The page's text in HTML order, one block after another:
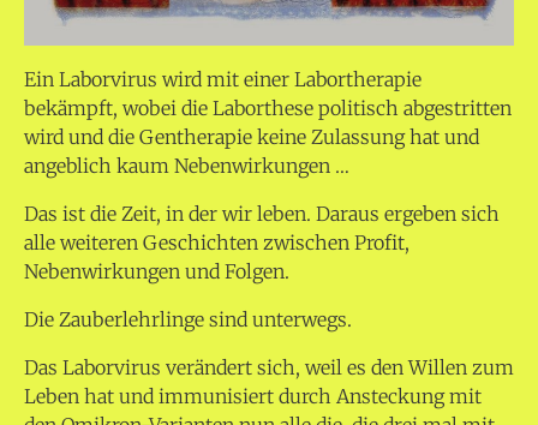
Ein Laborvirus wird mit einer Labortherapie
bekämpft, wobei die Laborthese politisch abgestritten
wird und die Gentherapie keine Zulassung hat und
angeblich kaum Nebenwirkungen …
Das ist die Zeit, in der wir leben. Daraus ergeben sich
alle weiteren Geschichten zwischen Profit,
Nebenwirkungen und Folgen.
Die Zauberlehrlinge sind unterwegs.
Das Laborvirus verändert sich, weil es den Willen zum
Leben hat und immunisiert durch Ansteckung mit